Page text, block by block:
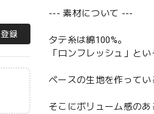
登録
--- 素材について ---
タテ糸は綿100%。
「ロンフレッシュ」と
ベースの生地を作ってい
そこにボリューム感のあ